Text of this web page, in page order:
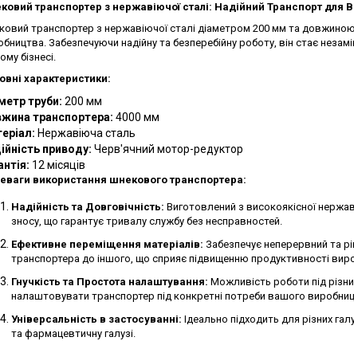
транспортер з нержавіючої сталі: Надійний Транспорт для
транспортер з нержавіючої сталі діаметром 200 мм та
Забезпечуючи надійну та безперебійну роботу, він стає
бізнесі.
характеристики:
труби: 200 мм
транспортера: 4000 мм
Нержавіюча сталь
приводу: Черв'ячний мотор-редуктор
12 місяців
використання шнекового транспортера:
Надійність та Довговічність: Виготовлений з високоякісної
зносу, що гарантує тривалу службу без несправностей.
Ефективне переміщення матеріалів: Забезпечує неперервний та
транспортера до іншого, що сприяє підвищенню продуктивності
Гнучкість та Простота налаштування: Можливість роботи під
налаштовувати транспортер під конкретні потреби вашого
Універсальність в застосуванні: Ідеально підходить для різних
та фармацевтичну галузі.